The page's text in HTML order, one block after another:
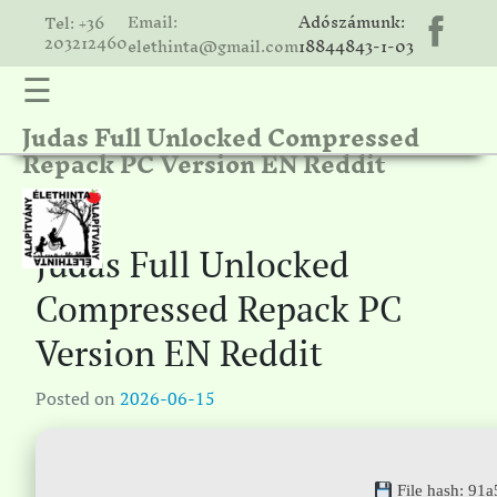
Tel: +36
203212460
Email:
elethinta@gmail.com
Adószámunk:
18844843-1-03
☰
Judas Full Unlocked Compressed
Repack PC Version EN Reddit
Judas Full Unlocked
Compressed Repack PC
Version EN Reddit
Posted on 2026-06-15
File hash: